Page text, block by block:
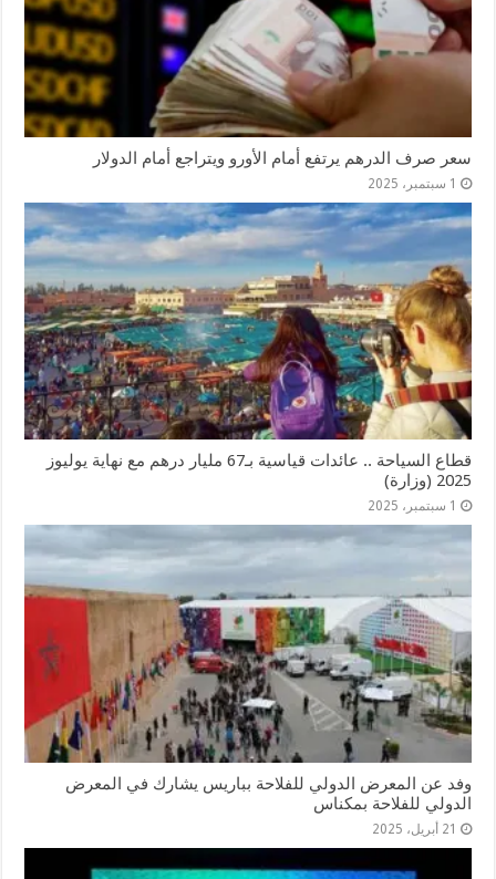
سعر صرف الدرهم يرتفع أمام الأورو ويتراجع أمام الدولار
1 سبتمبر، 2025
قطاع السياحة .. عائدات قياسية بـ67 مليار درهم مع نهاية يوليوز
2025 (وزارة)
1 سبتمبر، 2025
وفد عن المعرض الدولي للفلاحة بباريس يشارك في المعرض
الدولي للفلاحة بمكناس
21 أبريل، 2025